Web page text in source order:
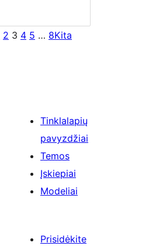
2 3 4 5 … 8Kita
Tinklalapių
pavyzdžiai
Temos
Įskiepiai
Modeliai
Prisidėkite